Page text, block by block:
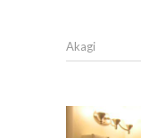
Akagi